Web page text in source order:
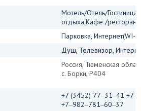
Мотель/Отель/
отдыха,Кафе /рестораны
Парковка, Интернет(WI-
Душ, Телевизор,
Россия, Тюменская
c. Борки, Р404
+7 (3452) 77‒31‒41
+7‒982‒781‒60‒37